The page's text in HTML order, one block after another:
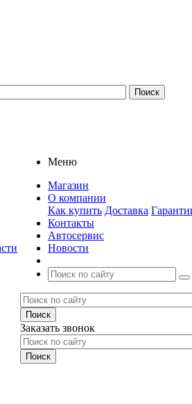
Меню
Магазин
О компании
Как купить Доставка
Контакты
Автосервис
Новости
Заказать звонок